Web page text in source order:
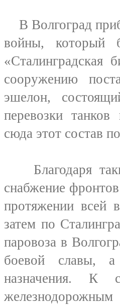
В Волгоград
войны, который
«Сталинградская
сооружению
эшелон,
перевозки
сюда этот состав
Благодаря
снабжение
протяжении всей
затем по
паровоза в
боевой славы,
назначения. К